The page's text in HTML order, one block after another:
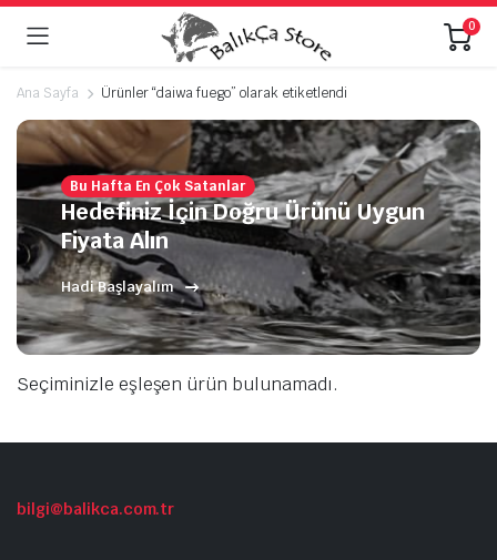
0
Ana Sayfa Ürünler “daiwa fuego” olarak etiketlendi
Bu Hafta En Çok Satanlar
Hedefiniz İçin Doğru Ürünü Uygun
Fiyata Alın
Hadi Başlayalım
Seçiminizle eşleşen ürün bulunamadı.
bilgi@balikca.com.tr